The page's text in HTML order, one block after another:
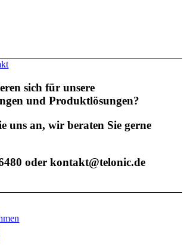
sich für unsere
und Produktlösungen?
uns an, wir beraten Sie gerne
oder kontakt@telonic.de